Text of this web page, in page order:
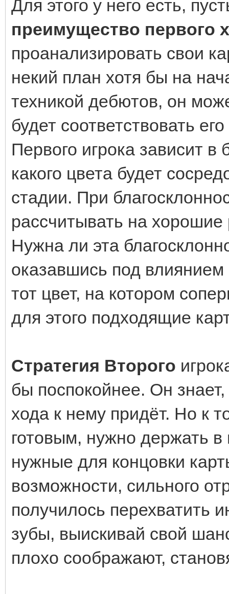
Для этого у него есть,
преимущество первого
проанализировать свои
некий план хотя бы на
техникой дебютов, он
будет соответствовать
Первого игрока зависит в
какого цвета будет
стадии. При
рассчитывать на хорошие
Нужна ли эта
оказавшись под
тот цвет, на котором
для этого подходящие
Стратегия Второго
бы поспокойнее. Он
хода к нему придёт. Но к
готовым, нужно держать в
нужные для концовки
возможности, сильного
получилось перехватить
зубы, выискивай свой
плохо соображают,